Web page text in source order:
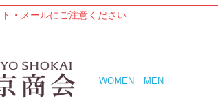
・メールにご注意ください
WOMEN MEN